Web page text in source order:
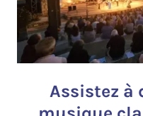
Assistez à